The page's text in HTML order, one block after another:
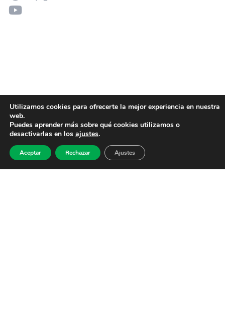
Utilizamos cookies para ofrecerte la mejor experiencia en nuestra
web.
Puedes aprender más sobre qué cookies utilizamos o
desactivarlas en los ajustes.
Aceptar Rechazar Ajustes